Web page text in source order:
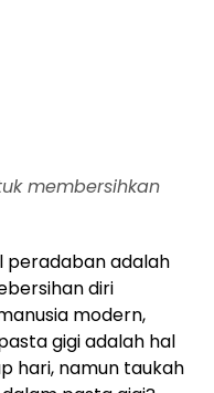
membersihkan
peradaban adalah
diri
modern,
gigi adalah hal
hari, namun taukah